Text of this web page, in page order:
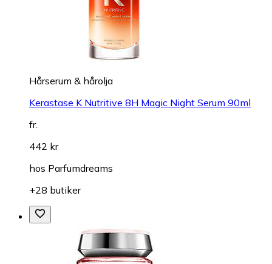
Hårserum & hårolja
Kerastase K Nutritive 8H Magic Night Serum 90ml
fr.
442 kr
hos Parfumdreams
+28 butiker